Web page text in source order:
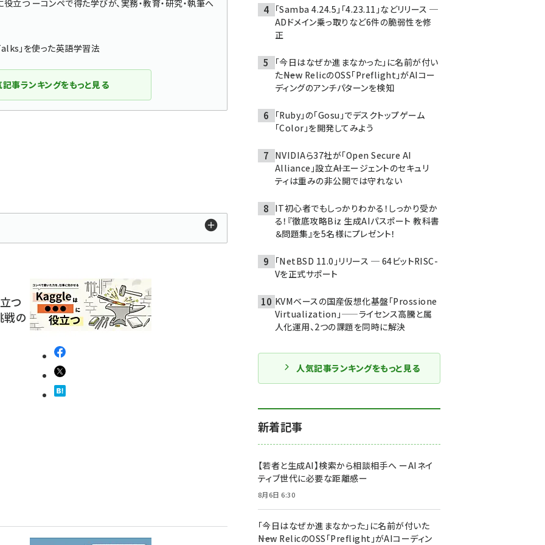
立つ ーコンペで得た学びが、実務・教育・研究・執筆へ
」を使った英語学習法
事ランキングをもっと見る
つ
戦の
「Samba 4.24.5」「4.23.11」などリリース ─
ADドメイン乗っ取りなど6件の脆弱性を修
正
「今日はなぜか進まなかった」に名前が付い
た――New RelicのOSS「Preflight」がAIコー
ディングのアンチパターンを検知
「Ruby」の「Gosu」でデスクトップゲーム
「Color」を開発してみよう
NVIDIAら37社が「Open Secure AI
Alliance」設立――AIエージェントのセキュリ
ティは重みの非公開では守れない
IT初心者でもしっかりわかる！しっかり受か
る！『徹底攻略Biz 生成AIパスポート 教科書
＆問題集』を5名様にプレゼント！
「NetBSD 11.0」リリース ─ 64ビットRISC-
Vを正式サポート
KVMベースの国産仮想化基盤「Prossione
Virtualization」——ライセンス高騰と属
人化運用、2つの課題を同時に解決
人気記事ランキングをもっと見る
新着記事
【若者と生成AI】検索から相談相手へ ーAIネイ
ティブ世代に必要な距離感ー
8月6日 6:30
「今日はなぜか進まなかった」に名前が付いた
――New RelicのOSS「Preflight」がAIコーディン